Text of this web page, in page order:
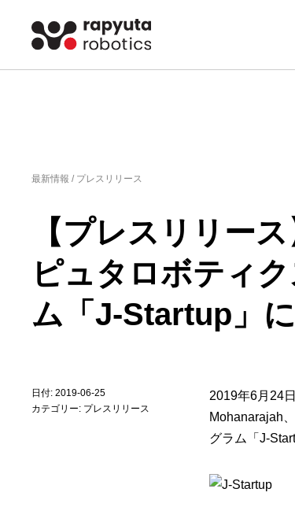
最新情報 / プレスリリース
【プレスリリー
ピュタロボティ
ム「J-Startup」
日付: 2019-06-25
カテゴリー: プレスリリース
2019年6月24
Mohanarajah
グラム「J-